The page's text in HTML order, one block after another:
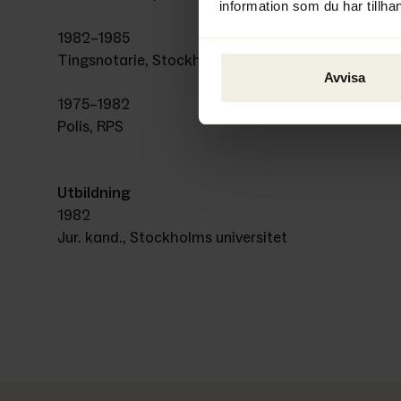
information som du har
Avvisa
1982–1985
Tingsnotarie, Stockholms tingsrätt
1975–1982
Polis, RPS
Utbildning
1982
Jur. kand., Stockholms universitet